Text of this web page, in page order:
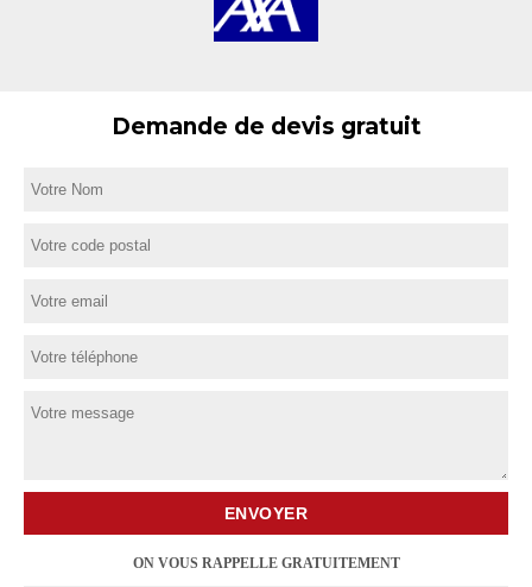
Demande de devis gratuit
ON VOUS RAPPELLE GRATUITEMENT